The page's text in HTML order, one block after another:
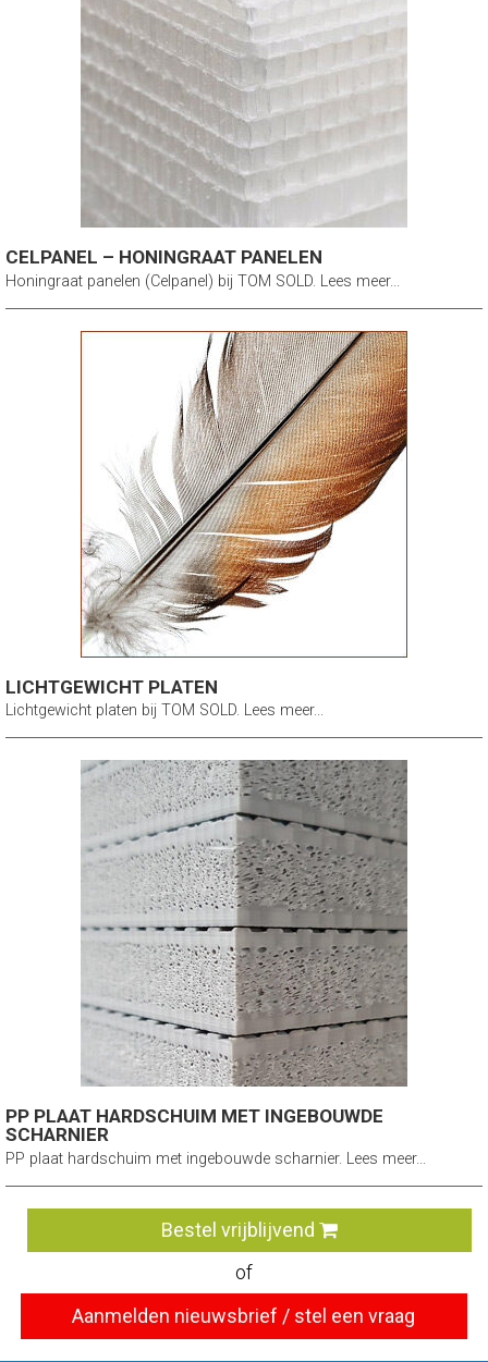
CELPANEL – HONINGRAAT PANELEN
Honingraat panelen (Celpanel) bij TOM SOLD. Lees meer...
LICHTGEWICHT PLATEN
Lichtgewicht platen bij TOM SOLD. Lees meer...
PP PLAAT HARDSCHUIM MET INGEBOUWDE
SCHARNIER
PP plaat hardschuim met ingebouwde scharnier. Lees meer...
Bestel vrijblijvend
of
Aanmelden nieuwsbrief / stel een vraag